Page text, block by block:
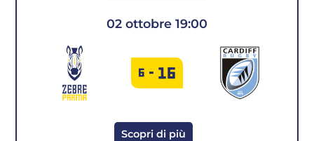
2020-2021
2019-2020
2018-2019
2017-2018
02 ottobre 19:00
6 - 16
Scopri di più